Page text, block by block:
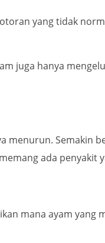
yang tidak
juga hanya
menurun. Semakin
ada penyakit
mana ayam yang